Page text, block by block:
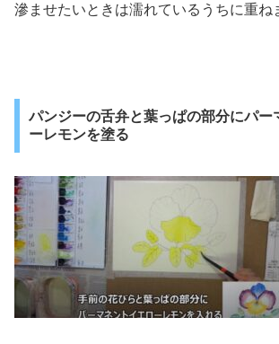
滲ませたいときは濡れているうちに重ね
パンジーの舌弁と葉っぱの部分にパー
ーレモンを塗る